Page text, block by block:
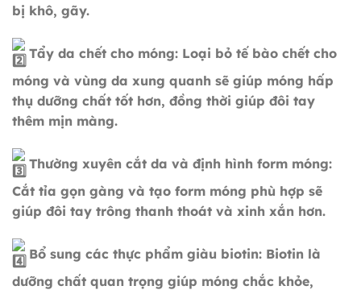
bị khô, gãy.
Tẩy da chết cho móng: Loại bỏ tế bào chết cho
móng và vùng da xung quanh sẽ giúp móng hấp
thụ dưỡng chất tốt hơn, đồng thời giúp đôi tay
thêm mịn màng.
Thường xuyên cắt da và định hình form móng:
Cắt tỉa gọn gàng và tạo form móng phù hợp sẽ
giúp đôi tay trông thanh thoát và xinh xắn hơn.
Bổ sung các thực phẩm giàu biotin: Biotin là
dưỡng chất quan trọng giúp móng chắc khỏe,